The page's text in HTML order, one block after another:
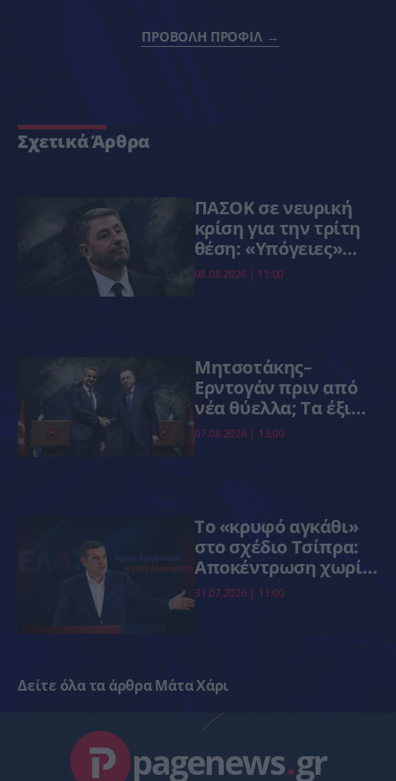
ΠΡΟΒΟΛΗ ΠΡΟΦΙΛ →
Σχετικά Άρθρα
ΠΑΣΟΚ σε νευρική
κρίση για την τρίτη
θέση: «Υπόγειες»
κινήσεις,στρατόπεδα
και φόβος νέας
08.08.2026 | 11:00
Μητσοτάκης–
Ερντογάν πριν από
νέα θύελλα; Τα έξι
κρίσιμα μέτωπα του
φθινοπώρου
07.08.2026 | 13:00
Το «κρυφό αγκάθι»
στο σχέδιο Τσίπρα:
Αποκέντρωση χωρίς
καθαρή απάντηση
για την απλή
31.07.2026 | 11:00
Δείτε όλα τα άρθρα Μάτα Χάρι
pagenews.gr